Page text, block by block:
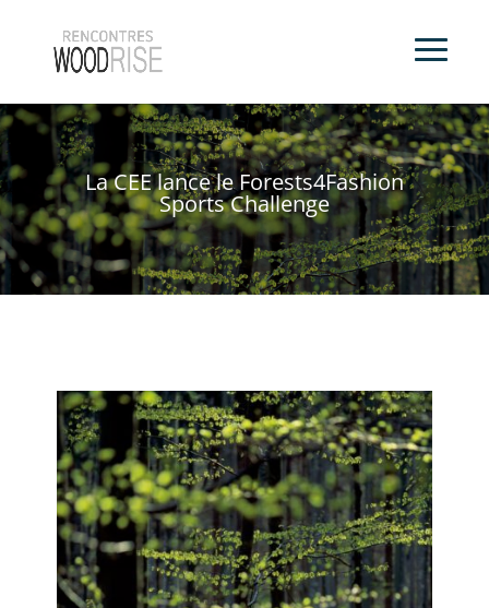
La CEE lance le Forests4Fashion
Sports Challenge